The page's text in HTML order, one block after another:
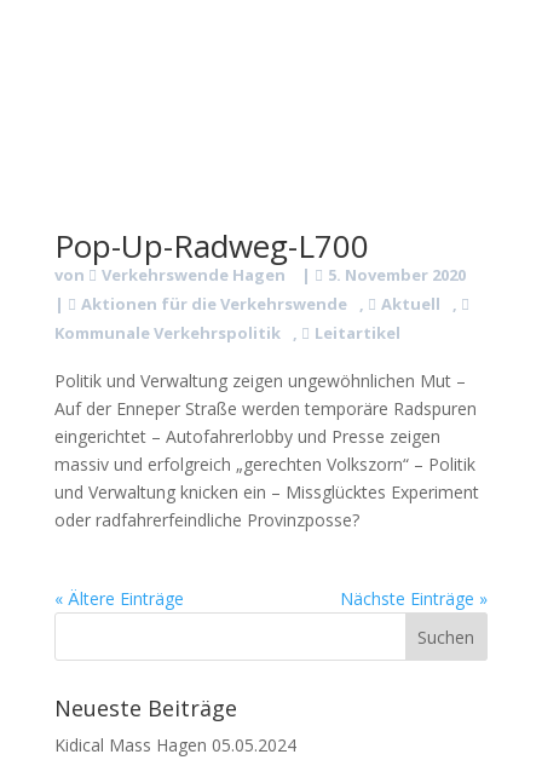
Pop-Up-Radweg-L700
von Verkehrswende Hagen |
5. November 2020
|
Aktionen für die Verkehrswende , Aktuell
,
Kommunale Verkehrspolitik
, Leitartikel
Politik und Verwaltung zeigen ungewöhnlichen Mut –
Auf der Enneper Straße werden temporäre Radspuren
eingerichtet – Autofahrerlobby und Presse zeigen
massiv und erfolgreich „gerechten Volkszorn“ – Politik
und Verwaltung knicken ein – Missglücktes Experiment
oder radfahrerfeindliche Provinzposse?
« Ältere Einträge Nächste Einträge »
Neueste Beiträge
Kidical Mass Hagen 05.05.2024